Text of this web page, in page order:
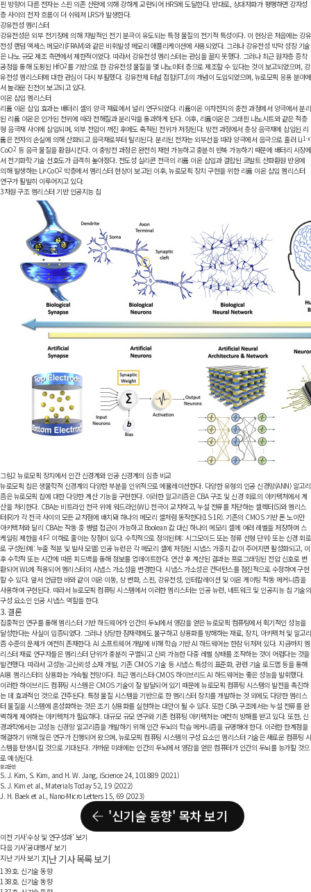
핀 방향이 다른 전자는 스핀 의존 산란에 의해 강하게 교란되어 HRS에 도달한다. 반대로, 상대자화가 평행하면 강자성
층 사이의 전자 흐름이 더 쉬워져 LRS가 발생한다.
강유전성 멤리스터
강유전성은 외부 전기장에 의해 자발적인 전기 분극이 유도되는 특정 물질의 전기적 특성이다. 이 현상은 처음에는 강유
전성 랜덤 액세스 메모리(FRAM)와 같은 비휘발성 메모리 애플리케이션에 사용되었다. 그러나 강유전성 박막 성장 기술
은 나노 규모 제조 측면에서 제한적이었다. 따라서 강유전성 멤리스터는 관심을 끌지 못했다. 그러나 최근 원자층 증착
공정을 통해 도핑된 HfO2를 기반으로 한 강유전성 물질을 몇 나노미터 층으로 제조할 수 있다는 것이 보고되었으며, 강
유전성 멤리스터에 대한 관심이 다시 부활했다. 강유전체 터널 접합(FTJ)의 개념이 도입되었으며, 뉴로모픽 응용 분야에
서 놀라운 진전이 보고되고 있다.
이온 삽입 멤리스터
리튬 이온 삽입 효과는 배터리 셀의 양극 재료에서 널리 연구되었다. 리튬이온 이차전지의 충전 과정에서 양극에서 분리
된 리튬 이온은 인가된 전위에 따라 전해질과 분리막을 통과하게 된다. 이후, 리튬이온은 그래핀 나노시트와 같은 적층
형 음극재 사이에 삽입되며, 외부 전압이 꺼진 후에도 축적된 전위가 저장된다. 방전 과정에서 층상 음극재에 삽입된 리
튬은 전자의 손실에 의해 산화되고 음극재로부터 탈리된다. 분리된 전자는 외부선을 따라 양극에서 음극으로 흘러 Li1-x
CoO2등 음극 물질을 환원시킨다. 이 충방전 과정은 완전히 재현 가능하고 충분히 반복 가능하기 때문에 배터리 시장에
서 전기화학 기술 선호도가 급격히 높아졌다. 전도성 실리콘 전극의 리튬 이온 삽입과 결합된 코발트 산화환원 반응에
의해 발생하는 LixCoO2박층에서 멤리스터 현상이 보고된 이후, 뉴로모픽 장치 구현을 위한 리튬 이온 삽입 멤리스터
연구가 활발히 이루어지고 있다.
3차원 구조 멤리스터 기반 인공지능 칩
그림2뉴로모픽 장치에서 인간 신경계와 인공 신경계의 심층 비교
뉴로모픽 칩은 생물학적 신경계의 다양한 부분을 인위적으로 에뮬레이션한다. 다양한 유형의 인공 신경망(ANN) 알고리
즘은 뉴로모픽 칩에 대한 다양한 계산 기능을 구현한다. 이러한 알고리즘은 CBA 구조 및 신경 회로의 아키텍처에서 계
산을 처리한다. CBA는 비트라인 전극 위에 워드라인(WL) 전극이 교차하고, 누설 전류를 차단하는 셀렉터(S)와 멤리스
터(R)가 각 전극 사이의 모든 교차점에 배치돼 하나의 메모리 셀처럼 동작한다(1S-1R). 기존의 CMOS 기반 폰 노이만
아키텍처와 달리 CBA는 작동 중 병렬 접근이 가능하고 Boolean 값 대신 하나의 메모리 셀에 여러 레벨을 저장하며 스
케일링 제한을 4F2이하로 줄이는 장점이 있다. 수학적으로 정의된(예: 시그모이드 또는 정류 선형 단위) 또는 신경 회로
로 구성된(예: 누출 적분 및 발사 모델) 인공 뉴런은 각 메모리 셀에 저장된 시냅스 가중치 값이 주어지면 활성화되고, 이
후 수학적 또는 시간에 따른 피드백을 통해 정보를 업데이트한다. 연산 후 계산된 결과는 프로그래밍된 전압 신호로 변
환되어 WL에 적용되어 멤리스터의 시냅스 가소성을 변경한다. 시냅스 가소성은 컨덕턴스를 점진적으로 수정하여 구현
할 수 있다. 앞서 언급한 바와 같이 이온 이동, 상 변화, 스핀, 강유전성, 인터칼레이션 및 이온 게이팅 작동 메커니즘을
사용하여 구현된다. 따라서 뉴로모픽 컴퓨팅 시스템에서 이러한 멤리스터는 인공 뉴런, 네트워크 및 인공지능 칩 기술의
구성 요소인 인공 시냅스 역할을 한다.
3. 결론
집중적인 연구를 통해 멤리스터 기반 하드웨어가 인간의 두뇌에서 영감을 얻은 뉴로모픽 컴퓨팅에서 획기적인 성능을
달성한다는 사실이 입증되었다. 그러나 상당한 잠재력에도 불구하고 상용화를 방해하는 재료, 장치, 아키텍처 및 알고리
즘 수준의 문제가 여전히 존재한다. AI 소프트웨어 개발에 비해 학습 기반 AI 하드웨어는 한참 뒤처져 있다. 지금까지 멤
리스터 재료 연구자들은 멤리스터 단위가 충분히 구별되고 신뢰 가능한 다중 레벨 상태를 조작하는 것이 어렵다는 것을
발견했다. 따라서 고성능·고신뢰성 소재 개발, 기존 CMOS 기술 등 시냅스 특성의 표준화, 관련 기술 로드맵 등을 통해
AI용 멤리스터의 상용화는 가속될 전망이다. 최근 멤리스터-CMOS 하이브리드 AI 하드웨어는 좋은 성능을 발휘했다.
이러한 하이브리드 컴퓨팅 시스템은 CMOS 기술이 잘 발달되어 있기 때문에 뉴로모픽 컴퓨팅 시스템의 발전을 촉진하
는 데 효과적인 것으로 간주된다. 특정 물질 시스템을 기반으로 한 멤리스터 장치를 개발하는 것 외에도 다양한 멤리스
터 물질을 시스템에 혼성화하는 것은 조기 상용화를 실현하는 대안이 될 수 있다. 또한 CBA 구조에서는 누설 전류를 완
벽하게 제어하는 아키텍처가 필요하다. 대규모 규모 연구와 기존 컴퓨팅 아키텍처는 여전히 방해를 받고 있다. 또한, 신
경과학에서는 고성능 신경망 알고리즘을 개발하기 위해 인간 두뇌의 학습 메커니즘을 규명해야 한다. 이러한 한계점을
해결하기 위해 많은 연구가 진행되어 왔으며, 뉴로모픽 컴퓨팅 시스템의 구성 요소인 멤리스터 기술은 새로운 컴퓨팅 시
스템을 탄생시킬 것으로 기대된다. 가까운 미래에는 인간의 두뇌에서 영감을 얻은 컴퓨터가 인간의 두뇌를 능가할 것으
로 예상된다.
참고문헌
S. J. Kim, S. Kim, and H. W. Jang, iScience 24, 101889 (2021)
S. J. Kim et al., Materials Today 52, 19 (2022)
J. H. Baek et al., Nano-Micro Letters 15, 69 (2023)
'신기술 동향' 목차 보기
이전 기사'수상 및 연구성과' 보기
다음 기사'공대행사' 보기
지난 기사 보기 지난 기사 목록 보기
139호. 신기술 동향
138호. 신기술 동향